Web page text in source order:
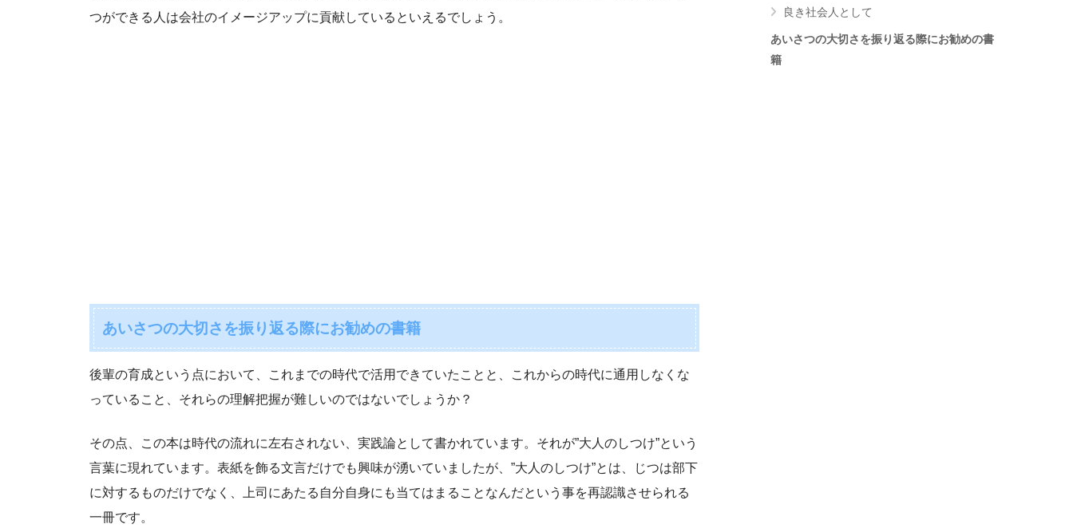
つができる人は会社のイメージアップに貢献しているといえるでしょう。
あいさつの大切さを振り返る際にお勧めの書籍
後輩の育成という点において、これまでの時代で活用できていたことと、これからの時代に通用しなくな
っていること、それらの理解把握が難しいのではないでしょうか？
その点、この本は時代の流れに左右されない、実践論として書かれています。それが”大人のしつけ”という
言葉に現れています。表紙を飾る文言だけでも興味が湧いていましたが、”大人のしつけ”とは、じつは部下
に対するものだけでなく、上司にあたる自分自身にも当てはまることなんだという事を再認識させられる
一冊です。
良き社会人として
あいさつの大切さを振り返る際にお勧めの書
籍